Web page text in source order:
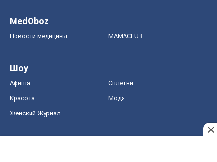
MedOboz
Новости медицины MAMACLUB
Шоу
Афиша Сплетни
Красота Мода
Женский Журнал